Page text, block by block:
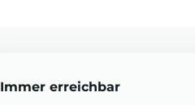
Immer erreichbar